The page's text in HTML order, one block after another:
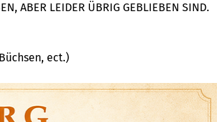
ABER LEIDER ÜBRIG GEBLIEBEN SIND.
Büchsen, ect.)